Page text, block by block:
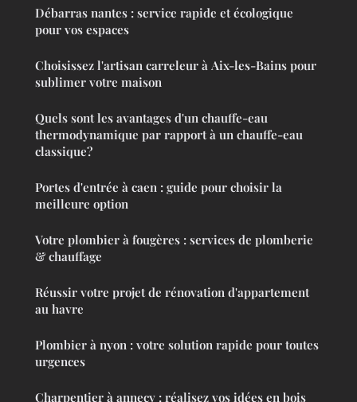
Débarras nantes : service rapide et écologique
pour vos espaces
Choisissez l'artisan carreleur à Aix-les-Bains pour
sublimer votre maison
Quels sont les avantages d'un chauffe-eau
thermodynamique par rapport à un chauffe-eau
classique?
Portes d'entrée à caen : guide pour choisir la
meilleure option
Votre plombier à fougères : services de plomberie
& chauffage
Réussir votre projet de rénovation d'appartement
au havre
Plombier à nyon : votre solution rapide pour toutes
urgences
Charpentier à annecy : réalisez vos idées en bois